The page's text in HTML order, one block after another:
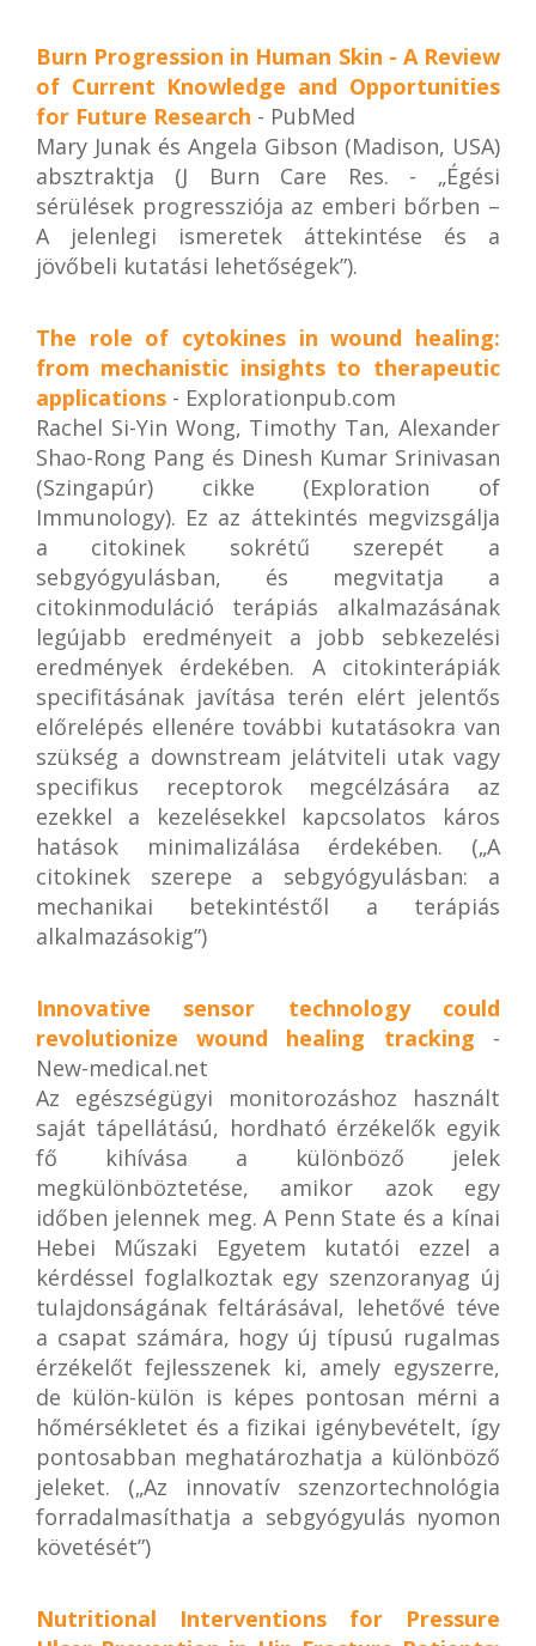
Burn Progression in Human Skin - A Review
of Current Knowledge and Opportunities
for Future Research - PubMed
Mary Junak és Angela Gibson (Madison, USA)
absztraktja (J Burn Care Res. - „Égési
sérülések progressziója az emberi bőrben –
A jelenlegi ismeretek áttekintése és a
jövőbeli kutatási lehetőségek”).
The role of cytokines in wound healing:
from mechanistic insights to therapeutic
applications - Explorationpub.com
Rachel Si-Yin Wong, Timothy Tan, Alexander
Shao-Rong Pang és Dinesh Kumar Srinivasan
(Szingapúr) cikke (Exploration of
Immunology). Ez az áttekintés megvizsgálja
a citokinek sokrétű szerepét a
sebgyógyulásban, és megvitatja a
citokinmoduláció terápiás alkalmazásának
legújabb eredményeit a jobb sebkezelési
eredmények érdekében. A citokinterápiák
specifitásának javítása terén elért jelentős
előrelépés ellenére további kutatásokra van
szükség a downstream jelátviteli utak vagy
specifikus receptorok megcélzására az
ezekkel a kezelésekkel kapcsolatos káros
hatások minimalizálása érdekében. („A
citokinek szerepe a sebgyógyulásban: a
mechanikai betekintéstől a terápiás
alkalmazásokig”)
Innovative sensor technology could
revolutionize wound healing tracking -
New-medical.net
Az egészségügyi monitorozáshoz használt
saját tápellátású, hordható érzékelők egyik
fő kihívása a különböző jelek
megkülönböztetése, amikor azok egy
időben jelennek meg. A Penn State és a kínai
Hebei Műszaki Egyetem kutatói ezzel a
kérdéssel foglalkoztak egy szenzoranyag új
tulajdonságának feltárásával, lehetővé téve
a csapat számára, hogy új típusú rugalmas
érzékelőt fejlesszenek ki, amely egyszerre,
de külön-külön is képes pontosan mérni a
hőmérsékletet és a fizikai igénybevételt, így
pontosabban meghatározhatja a különböző
jeleket. („Az innovatív szenzortechnológia
forradalmasíthatja a sebgyógyulás nyomon
követését”)
Nutritional Interventions for Pressure